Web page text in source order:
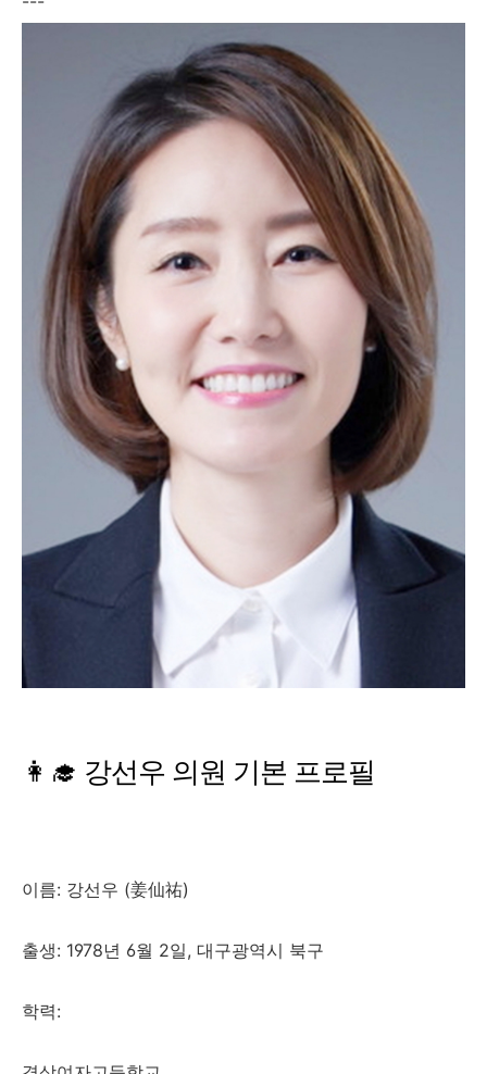
👩‍🎓 강선우 의원 기본 프로필
이름: 강선우 (姜仙祐)
출생: 1978년 6월 2일, 대구광역시 북구
학력: